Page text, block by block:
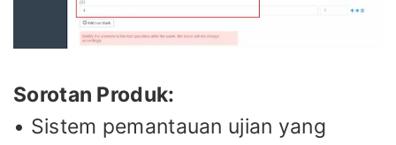
Sorotan Produk:
• Sistem pemantauan ujian yang